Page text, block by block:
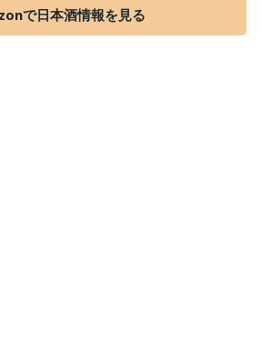
で日本酒情報を見る